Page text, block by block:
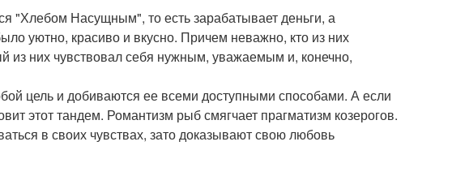
"Хлебом Насущным", то есть зарабатывает деньги, а
уютно, красиво и вкусно. Причем неважно, кто из них
из них чувствовал себя нужным, уважаемым и, конечно,
цель и добиваются ее всеми доступными способами. А если
этот тандем. Романтизм рыб смягчает прагматизм козерогов.
в своих чувствах, зато доказывают свою любовь